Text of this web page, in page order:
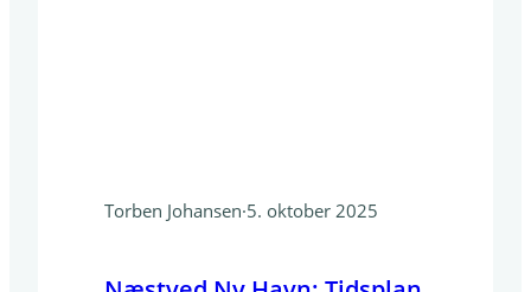
Torben Johansen·5. oktober 2025